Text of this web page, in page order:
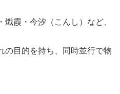
霞・今汐（こんし）など、
目的を持ち、同時並行で物